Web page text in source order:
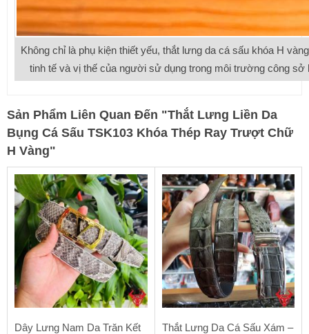
Không chỉ là phụ kiện thiết yếu, thắt lưng da cá sấu khóa H
tinh tế và vị thế của người sử dụng trong môi trường công sở
Sản Phẩm Liên Quan Đến "Thắt Lưng Liền Da
Bụng Cá Sấu TSK103 Khóa Thép Ray Trượt Chữ
H Vàng"
Dây Lưng Nam Da Trăn Kết
Thắt Lưng Da Cá Sấu Xám –